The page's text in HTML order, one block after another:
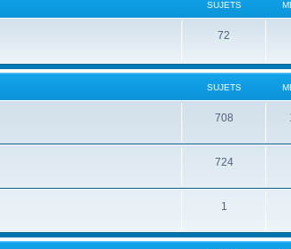
SUJETS
72
SUJETS
708
724
1